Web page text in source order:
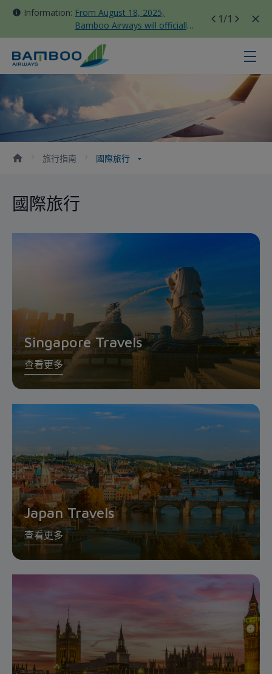
Information: From August 18, 2025,
Bamboo Airways will officially
move all domestic flights to
Tan Son Nhat Terminal T3
1/1
國際旅行 - Bamboo Airways
旅行指南 國際旅行
國際旅行
Singapore Travels
查看更多
Japan Travels
查看更多